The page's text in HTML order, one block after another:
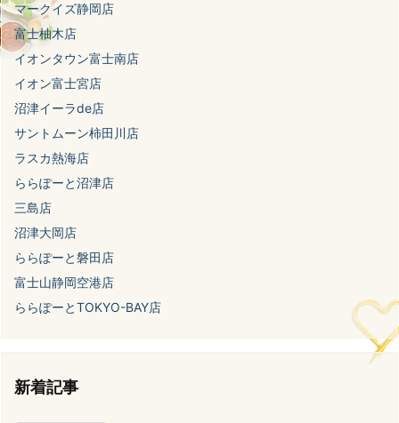
マークイズ静岡店
富士柚木店
イオンタウン富士南店
イオン富士宮店
沼津イーラde店
サントムーン柿田川店
ラスカ熱海店
ららぽーと沼津店
三島店
沼津大岡店
ららぽーと磐田店
富士山静岡空港店
ららぽーとTOKYO-BAY店
新着記事